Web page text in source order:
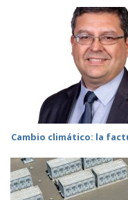
Cambio climático: la